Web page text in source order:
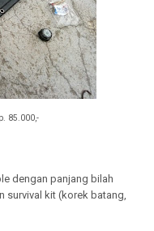
85.000,-
dengan panjang bilah
survival kit (korek batang,